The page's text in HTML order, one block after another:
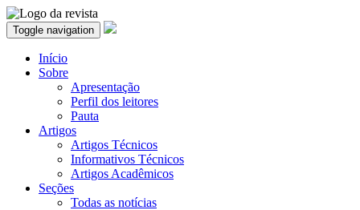
Toggle navigation
Início
Sobre
Apresentação
Perfil dos leitores
Pauta
Artigos
Artigos Técnicos
Informativos Técnicos
Artigos Acadêmicos
Seções
Todas as notícias